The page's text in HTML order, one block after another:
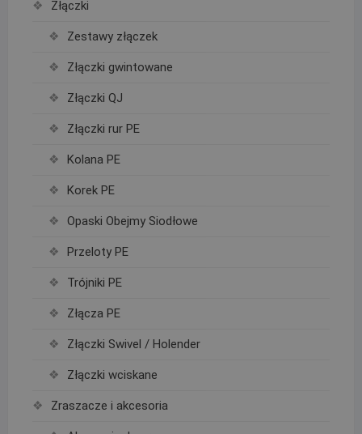
Złączki
Zestawy złączek
Złączki gwintowane
Złączki QJ
Złączki rur PE
Kolana PE
Korek PE
Opaski Obejmy Siodłowe
Przeloty PE
Trójniki PE
Złącza PE
Złączki Swivel / Holender
Złączki wciskane
Zraszacze i akcesoria